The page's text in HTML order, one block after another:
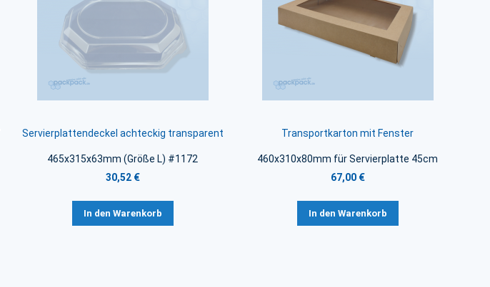
Servierplattendeckel achteckig transparent
465x315x63mm (Größe L) #1172
30,52 €
In den Warenkorb
Transportkarton mit Fenster
460x310x80mm für Servierplatte 45cm
67,00 €
In den Warenkorb